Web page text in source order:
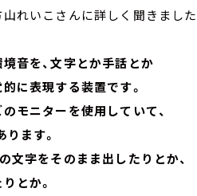
れいこさんに詳しく聞きました
音を、文字とか手話とか
に表現する装置です。
モニターを使用していて、
ます。
文字をそのまま出したりとか、
とか。